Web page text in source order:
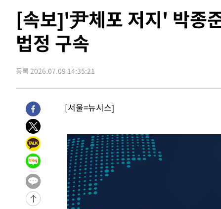
-20287초 전 >
미 워싱턴주 스포캔 시의 통제불능 3개 산불, 방화선 일
-12460초 전 >[속보] 호르무즈 해협 이란-오만 협상 기대속 뉴욕증시 혼
우 0.49%↑
-10815초 전 >[속보] 이란 대통령 "지금 최고지도자와 소통하기가 매우
-31964초 전 >[속보]경찰, '홍명보 선임 논란' 대한축구협회·축구회관
색
-31351초 전 >[속보]산업장관 "美무역법 제301조 과잉생산 결과 발표
-31144초 전 >
[속보]코스피 매도사이드카 발동…4%대 급락
-30416초 전 >
-27977초 전 >
서울 열대야 15일째 지속…비공식 '초열대야' 30도 넘어
-26544초 전 >
[속보]코스닥, 2.15포인트(0.27%) 내린 797.44 출발
-26527초 전 >
[속보]코스피, 119.51포인트(1.81%) 내린 6478.75 개장
-22974초 전 >
6월 경상수지 497.3억 달러…두 달 연속 사상 최대
-22925초 전 >
서울 낮 39도 '폭염중대경보'…40도 관측 가능성도
-20287초 전 >
미 워싱턴주 스포캔 시의 통제불능 3개 산불, 방화선 일부
[속보]'尹체포 저지' 박종
법정 구속
등록 2026.07.09 14:35:21
[서울=뉴시스]